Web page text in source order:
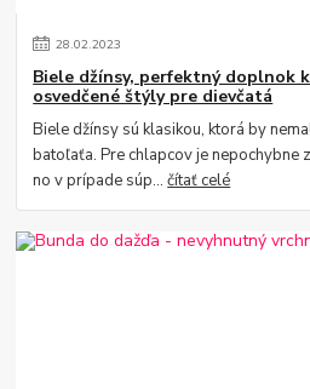
28.02.2023
Biele džínsy, perfektný doplnok
osvedčené štýly pre dievčatá
Biele džínsy sú klasikou, ktorá by
batoľaťa. Pre chlapcov je nepochybne
no v prípade súp...čítať celé